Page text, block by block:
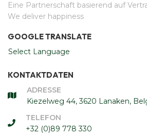
Eine Partnerschaft basierend auf
We deliver happiness
GOOGLE TRANSLATE
Select Language
KONTAKTDATEN
ADRESSE
Kiezelweg 44, 3620 Lanaken,
TELEFON
+32 (0)89 778 330